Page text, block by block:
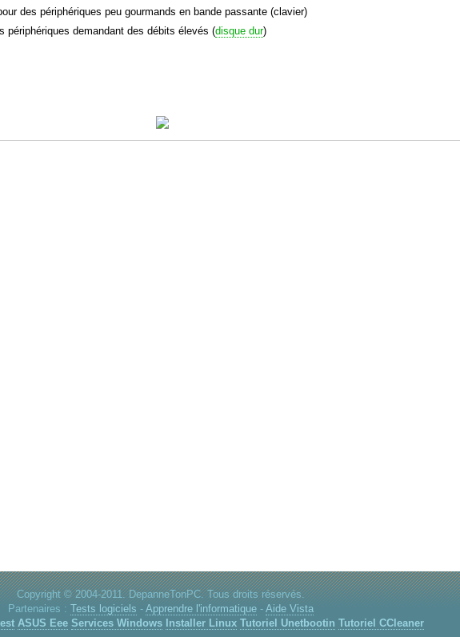
des périphériques peu gourmands en bande passante (clavier)
périphériques demandant des débits élevés (disque dur)
Copyright © 2004-2011. DepanneTonPC. Tous droits réservés.
Partenaires : Tests logiciels - Apprendre l'informatique- Aide Vista
ASUS Eee Services Windows Installer Linux Tutoriel Unetbootin Tutoriel CCleaner